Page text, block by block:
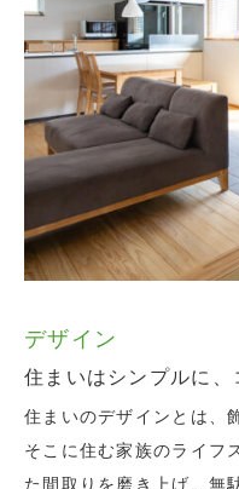
デザイン
住まいはシンプルに、
住まいのデザインとは、
そこに住む家族のライフ
た間取りを磨き上げ、無
性能
計算・測定に基づく省
当社のつくる省エネな住
拠があります。
当社では設計段階から、
安全性
頑丈な構造。自然素材
妥協しません。
住まいは最も安全で、最
はなりません。
保証・点検
長持ちする住まいは、
です。
定期的な点検と、こまめ
心して住み続けられる、